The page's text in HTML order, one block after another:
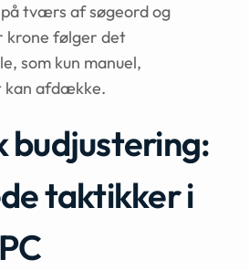
tværs af søgeord og
krone følger det
som kun manuel,
kan afdække.
budjustering:
taktikker i